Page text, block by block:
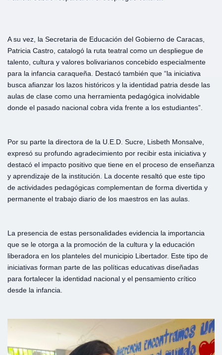
A su vez, la Secretaria de Educación del Gobierno de Caracas,
Patricia Castro, catalogó la ruta teatral como un despliegue de
talento, cultura y valores bolivarianos concebido especialmente
para la infancia caraqueña. Destacó también que “la iniciativa
busca afianzar los lazos históricos y la identidad patria desde las
aulas de clase como una herramienta pedagógica inolvidable
donde el pasado nacional cobra vida frente a los estudiantes”.
Por su parte la directora de la U.E.D. Sucre, Lisbeth Monsalve,
expresó su profundo agradecimiento por recibir esta iniciativa y
destacó el impacto positivo que tiene en el proceso de enseñanza
y aprendizaje de la institución. La docente resaltó que este tipo
de actividades pedagógicas complementan de forma divertida y
permanente el trabajo diario de los maestros en las aulas.
La presencia de estas personalidades evidencia la importancia
que se le otorga a la promoción de la cultura y la educación
liberadora en los planteles del municipio Libertador. Este tipo de
iniciativas forman parte de las políticas educativas diseñadas
para fortalecer la identidad nacional y el pensamiento crítico
desde la infancia.